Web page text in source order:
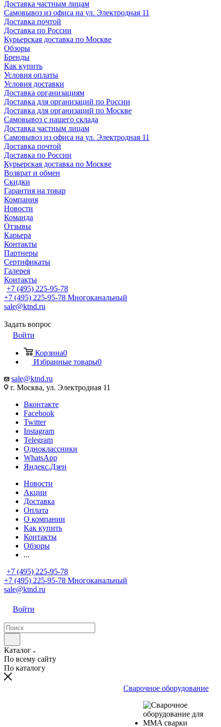
Доставка частным лицам
Самовывоз из офиса на ул. Электродная 11
Доставка почтой
Доставка по России
Курьерская доставка по Москве
Обзоры
Бренды
Как купить
Условия оплаты
Условия доставки
Доставка организациям
Доставка для организаций по России
Доставка для организаций по Москве
Самовывоз с нашего склада
Доставка частным лицам
Самовывоз из офиса на ул. Электродная 11
Доставка почтой
Доставка по России
Курьерская доставка по Москве
Возврат и обмен
Скидки
Гарантия на товар
Компания
Новости
Команда
Отзывы
Карьера
Контакты
Партнеры
Сертификаты
Галерея
Контакты
+7 (495) 225-95-78
+7 (495) 225-95-78 Многоканальный
sale@ktnd.ru
Задать вопрос
Войти
Корзина0
Избранные товары0
sale@ktnd.ru
г. Москва, ул. Электродная 11
Вконтакте
Facebook
Twitter
Instagram
Telegram
Одноклассники
WhatsApp
Яндекс.Дзен
Новости
Акции
Доставка
Оплата
О компании
Как купить
Контакты
Обзоры
...
+7 (495) 225-95-78
+7 (495) 225-95-78 Многоканальный
sale@ktnd.ru
Войти
Каталог
По всему сайту
По каталогу
Сварочное оборудование